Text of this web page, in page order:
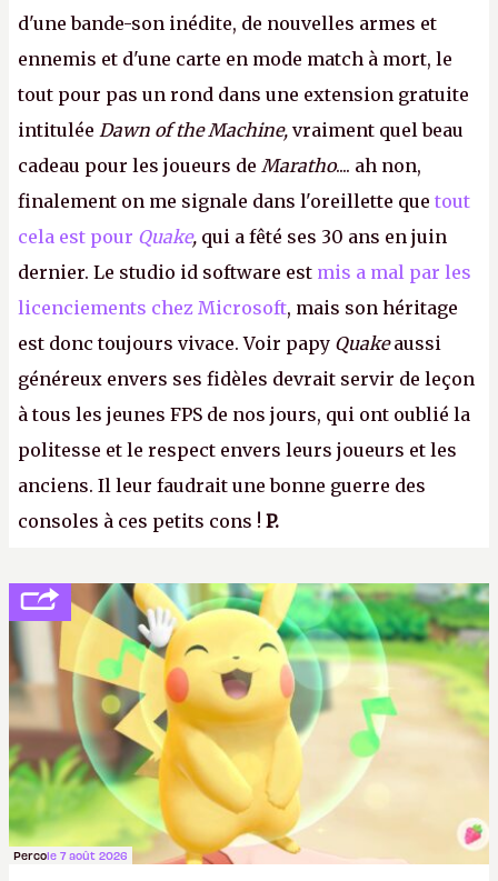
d'une bande-son inédite, de nouvelles armes et
ennemis et d'une carte en mode match à mort, le
tout pour pas un rond dans une extension gratuite
intitulée Dawn of the Machine, vraiment quel beau
cadeau pour les joueurs de Maratho.... ah non,
finalement on me signale dans l'oreillette que tout
cela est pour Quake, qui a fêté ses 30 ans en juin
dernier. Le studio id software est mis a mal par les
licenciements chez Microsoft, mais son héritage
est donc toujours vivace. Voir papy Quakeaussi
généreux envers ses fidèles devrait servir de leçon
à tous les jeunes FPS de nos jours, qui ont oublié la
politesse et le respect envers leurs joueurs et les
anciens. Il leur faudrait une bonne guerre des
consoles à ces petits cons ! P.
Percole 7 août 2026